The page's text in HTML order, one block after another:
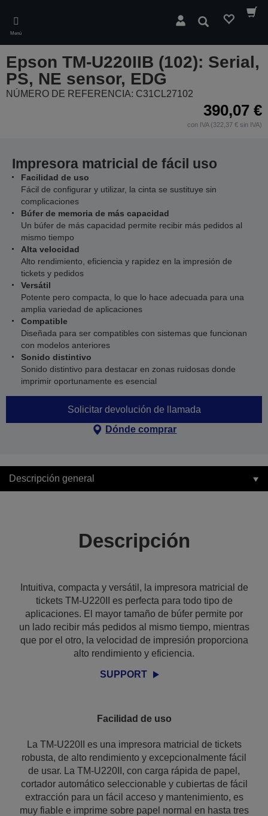
main
content
Menú
Buscar
Epson TM-U220IIB (102): Serial,
PS, NE sensor, EDG
NÚMERO DE REFERENCIA: C31CL27102
390,07 €
con IVA (322,37 € sin IVA)
Impresora matricial de fácil uso
Facilidad de uso
Fácil de configurar y utilizar, la cinta se sustituye sin
complicaciones
Búfer de memoria de más capacidad
Un búfer de más capacidad permite recibir más pedidos al
mismo tiempo
Alta velocidad
Alto rendimiento, eficiencia y rapidez en la impresión de
tickets y pedidos
Versátil
Potente pero compacta, lo que lo hace adecuada para una
amplia variedad de aplicaciones
Compatible
Diseñada para ser compatibles con sistemas que funcionan
con modelos anteriores
Sonido distintivo
Sonido distintivo para destacar en zonas ruidosas donde
imprimir oportunamente es esencial
Solicitar devolución de llamada
Dónde comprar
Descripción general
Descripción
Intuitiva, compacta y versátil, la impresora matricial de
tickets TM-U220II es perfecta para todo tipo de
aplicaciones. El mayor tamaño de búfer permite por
un lado recibir más pedidos al mismo tiempo, mientras
que por el otro, la velocidad de impresión proporciona
alto rendimiento y eficiencia.
SUPPORT
Facilidad de uso
La TM-U220II es una impresora matricial de tickets
robusta, de alto rendimiento y excepcionalmente fácil
de usar. La TM-U220II, con carga rápida de papel,
cortador automático seleccionable y cubiertas de fácil
extracción para un fácil acceso y mantenimiento, es
muy fiable e imprime sobre papel normal en hasta tres